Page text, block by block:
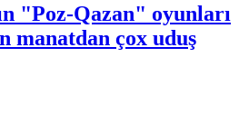
"Poz-Qazan" oyunları
manatdan çox uduş